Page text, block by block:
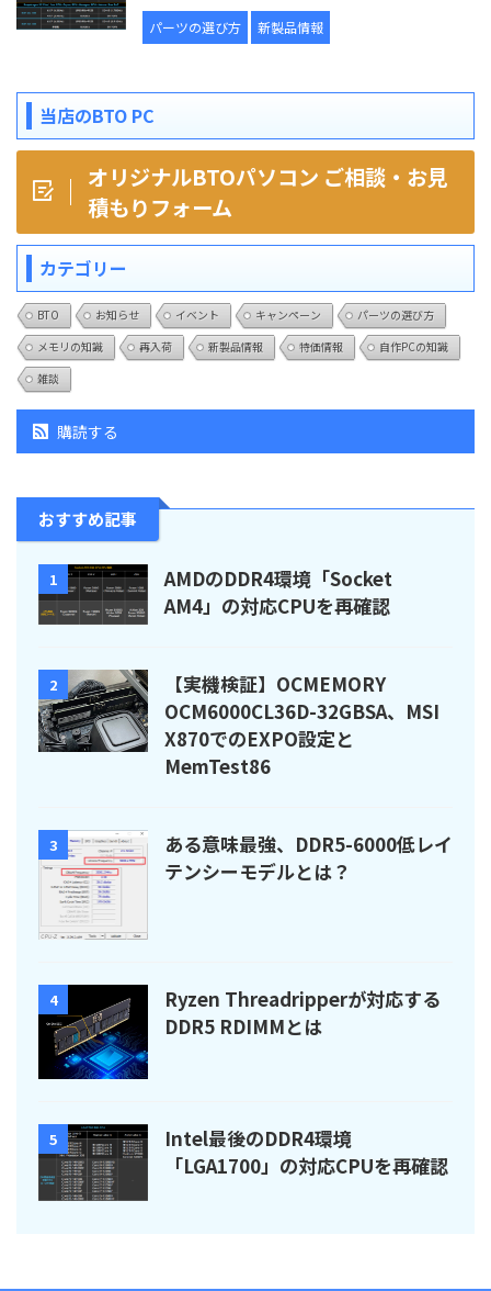
パーツの選び方 新製品情報
当店のBTO PC
オリジナルBTOパソコン ご相談・お見
積もりフォーム
カテゴリー
BTO お知らせ イベント キャンペーン
パーツの選び方
メモリの知識
再入荷 新製品情報 特価情報
自作PCの知識
雑談
購読する
おすすめ記事
1
AMDのDDR4環境「Socket
AM4」の対応CPUを再確認
2
【実機検証】OCMEMORY
OCM6000CL36D-32GBSA、MSI
X870でのEXPO設定と
MemTest86
3
ある意味最強、DDR5-6000低レイ
テンシーモデルとは？
4
Ryzen Threadripperが対応する
DDR5 RDIMMとは
5
Intel最後のDDR4環境
「LGA1700」の対応CPUを再確認